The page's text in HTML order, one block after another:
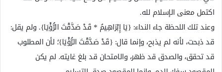
اكتمل معنى الإسلام لله.
وعند تلك اللحظة جاء النداء: {يَا إِبْرَاهِيمُ * قَدْ صَدَّقْتَ الرُّؤْيَا}. ولم يقل:
قد ذبحت، لأنه لم يذبح، وإنما قال: {قَدْ صَدَّقْتَ الرُّؤْيَا}؛ لأن المطلوب
قد تحقق، والصدق قد ظهر، والامتحان قد بلغ غايته. لم يكن